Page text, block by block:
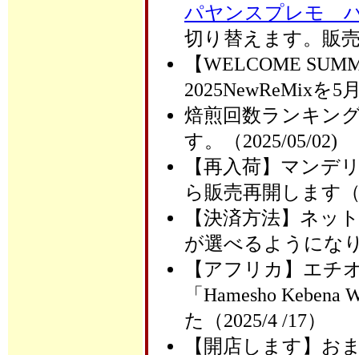
パヤンスプレモ
切り替えます。販
【WELCOME
2025NewReMixを5
焙煎回数ランキン
す。（2025/05/02)
【再入荷】マンデ
ら販売再開します
【決済方法】ネッ
が選べるようにな
【アフリカ】エチ
「Hamesho
た（2025/4 /17）
【開店します】お